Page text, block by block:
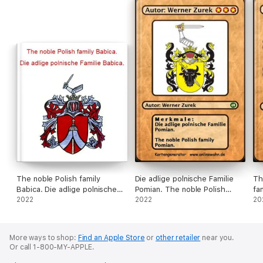
The noble Polish family
Babica. Die adlige polnische
Familie Babica.
2022
Die adlige polnische Familie
Pomian. The noble Polish
family Pomian.
2022
More ways to shop: Find an Apple Store or other retailer near you.
Or call 1-800-MY-APPLE.